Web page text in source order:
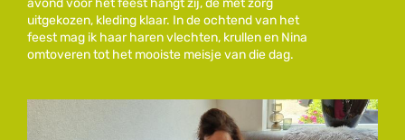
uitgekozen, kleding klaar. In de ochtend van het
feest mag ik haar haren vlechten, krullen en Nina
omtoveren tot het mooiste meisje van die dag.